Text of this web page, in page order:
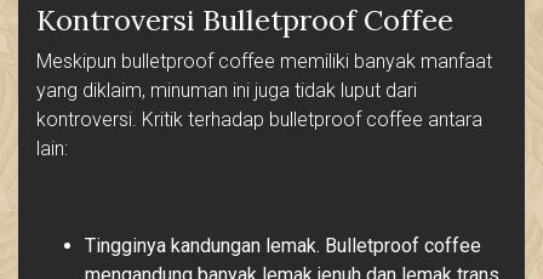
Kontroversi Bulletproof Coffee
Meskipun bulletproof coffee memiliki banyak manfaat
yang diklaim, minuman ini juga tidak luput dari
kontroversi. Kritik terhadap bulletproof coffee antara
lain:
Tingginya kandungan lemak. Bulletproof coffee